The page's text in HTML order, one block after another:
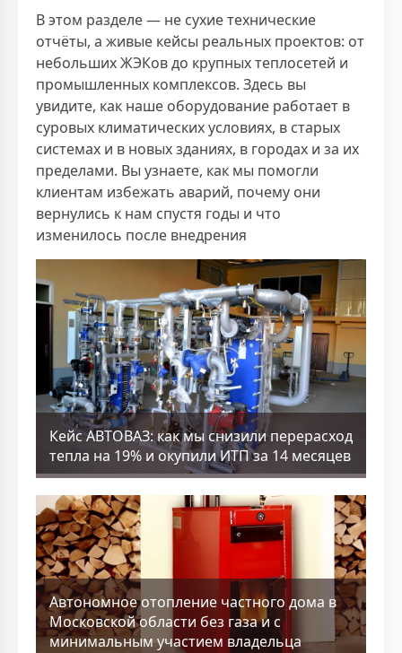
В этом разделе — не сухие технические
отчёты, а живые кейсы реальных проектов: от
небольших ЖЭКов до крупных теплосетей и
промышленных комплексов. Здесь вы
увидите, как наше оборудование работает в
суровых климатических условиях, в старых
системах и в новых зданиях, в городах и за их
пределами. Вы узнаете, как мы помогли
клиентам избежать аварий, почему они
вернулись к нам спустя годы и что
изменилось после внедрения
Кейс АВТОВАЗ: как мы снизили перерасход
тепла на 19% и окупили ИТП за 14 месяцев
Aвтономное отопление частного дома в
Московской области без газа и с
минимальным участием владельца